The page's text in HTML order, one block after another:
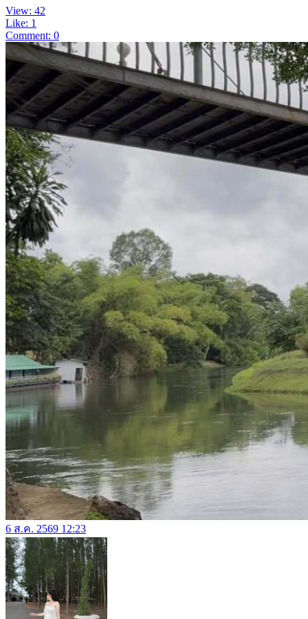
View: 42
Like: 1
Comment: 0
6 ส.ค. 2569 12:23